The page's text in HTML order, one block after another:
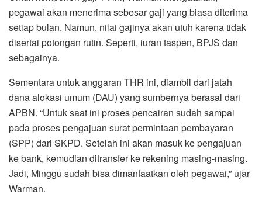
pegawai akan menerima sebesar gaji yang biasa diterima
setiap bulan. Namun, nilai gajinya akan utuh karena tidak
disertai potongan rutin. Seperti, iuran taspen, BPJS dan
sebagainya.
Sementara untuk anggaran THR ini, diambil dari jatah
dana alokasi umum (DAU) yang sumbernya berasal dari
APBN. “Untuk saat ini proses pencairan sudah sampai
pada proses pengajuan surat permintaan pembayaran
(SPP) dari SKPD. Setelah ini akan masuk ke pengajuan
ke bank, kemudian ditransfer ke rekening masing-masing.
Jadi, Minggu sudah bisa dimanfaatkan oleh pegawai,” ujar
Warman.